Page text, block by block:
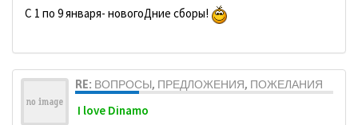
С 1 по 9 января- новогоДние сборы!
RE: ВОПРОСЫ, ПРЕДЛОЖЕНИЯ, ПОЖЕЛАНИЯ
I love Dinamo